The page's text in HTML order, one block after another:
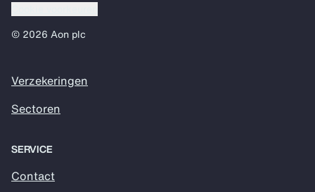
© 2026 Aon plc
Verzekeringen
Sectoren
SERVICE
Contact